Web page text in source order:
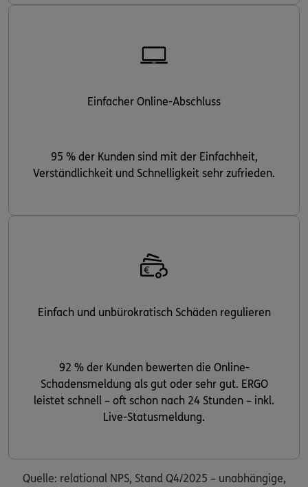
Einfacher Online-Abschluss
95 % der Kunden sind mit der Einfachheit,
Verständlichkeit und Schnelligkeit sehr zufrieden.
Einfach und unbürokratisch Schäden regulieren
92 % der Kunden bewerten die Online-
Schadensmeldung als gut oder sehr gut. ERGO
leistet schnell – oft schon nach 24 Stunden – inkl.
Live-Statusmeldung.
Quelle: relational NPS, Stand Q4/2025 – unabhängige,